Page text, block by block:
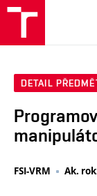
DETAIL
FSI-VRM Ak.